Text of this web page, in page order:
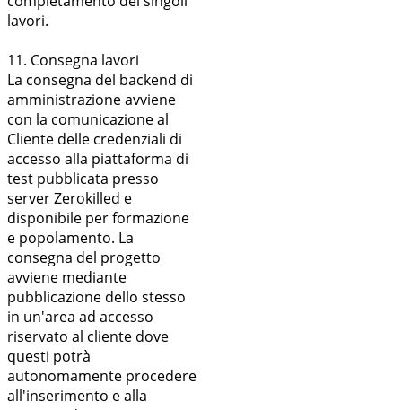
lavori.
11. Consegna lavori
La consegna del backend di
amministrazione avviene
con la comunicazione al
Cliente delle credenziali di
accesso alla piattaforma di
test pubblicata presso
server Zerokilled e
disponibile per formazione
e popolamento. La
consegna del progetto
avviene mediante
pubblicazione dello stesso
in un'area ad accesso
riservato al cliente dove
questi potrà
autonomamente procedere
all'inserimento e alla